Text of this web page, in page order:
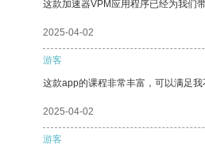
这款加速器VPM应用程序已经为我们
2025-04-02
游客
这款app的课程非常丰富，可以满足
2025-04-02
游客